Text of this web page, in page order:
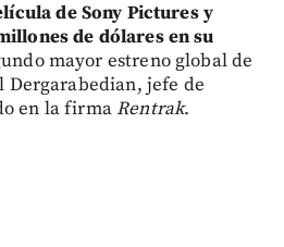
de Sony Pictures y
de dólares en su
mayor estreno global de
Dergarabedian, jefe de
en la firmaRentrak.